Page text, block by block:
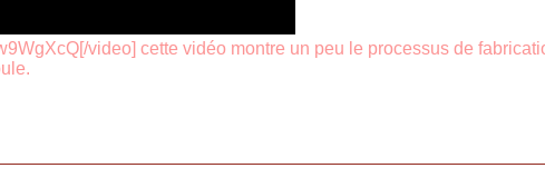
video] cette vidéo montre un peu le processus de